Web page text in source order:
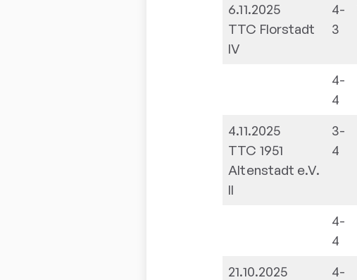
6.11.2025
TTC Florstadt
IV
4-
3
4-
4
4.11.2025
TTC 1951
Altenstadt e.V.
II
3-
4
4-
4
21.10.2025
4-